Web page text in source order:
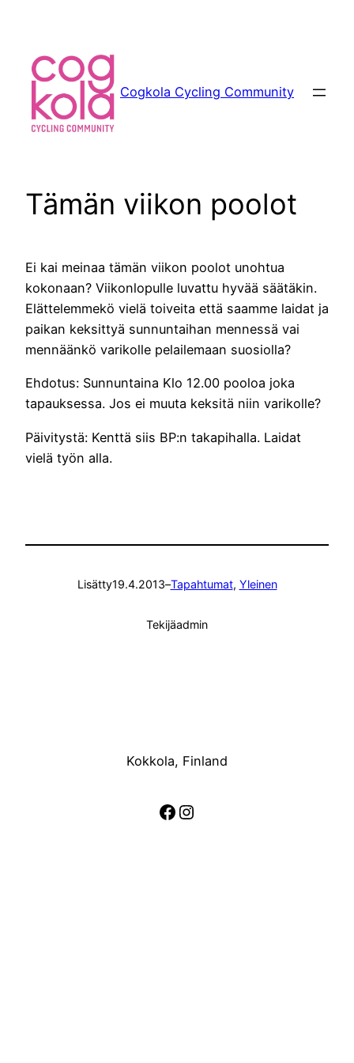
Cogkola Cycling Community
Tämän viikon poolot
Ei kai meinaa tämän viikon poolot unohtua
kokonaan? Viikonlopulle luvattu hyvää säätäkin.
Elättelemmekö vielä toiveita että saamme laidat ja
paikan keksittyä sunnuntaihan mennessä vai
mennäänkö varikolle pelailemaan suosiolla?
Ehdotus: Sunnuntaina Klo 12.00 pooloa joka
tapauksessa. Jos ei muuta keksitä niin varikolle?
Päivitystä: Kenttä siis BP:n takapihalla. Laidat
vielä työn alla.
Lisätty19.4.2013–Tapahtumat, Yleinen
Tekijäadmin
Kokkola, Finland
Facebook
Instagram